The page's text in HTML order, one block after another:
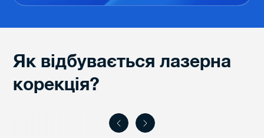
Як відбувається лазерна
корекція?